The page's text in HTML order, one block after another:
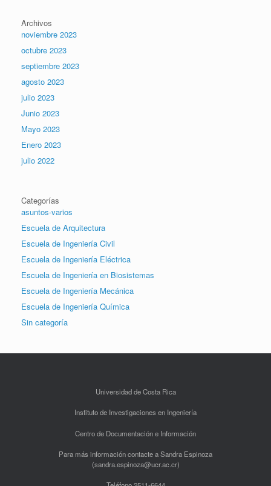
Archivos
noviembre 2023
octubre 2023
septiembre 2023
agosto 2023
julio 2023
Junio 2023
Mayo 2023
Enero 2023
julio 2022
Categorías
asuntos-varios
Escuela de Arquitectura
Escuela de Ingeniería Civil
Escuela de Ingeniería Eléctrica
Escuela de Ingeniería en Biosistemas
Escuela de Ingeniería Mecánica
Escuela de Ingeniería Química
Sin categoría
Universidad de Costa Rica
Instituto de Investigaciones en Ingeniería
Centro de Documentación e Información
Para más información contacte a Sandra Espinoza
(sandra.espinoza@ucr.ac.cr)